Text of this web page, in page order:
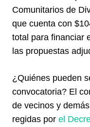
Comunitarios de
que cuenta con
total para financiar
las propuestas
¿Quiénes pueden
convocatoria? El
de vecinos y
regidas por el